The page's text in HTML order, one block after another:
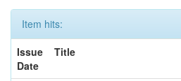
Item hits:
Issue
Date
Title